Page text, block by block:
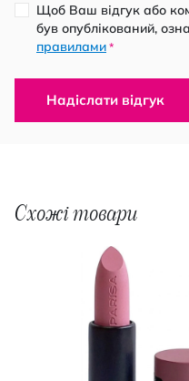
Щоб Ваш відгук або
був опублікований,
правилами *
Надіслати відгук
Схожі товари